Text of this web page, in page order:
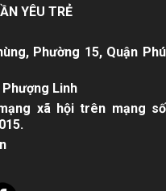
YÊU TRẺ
Phường 15, Quận Phú
Linh
xã hội trên mạng số